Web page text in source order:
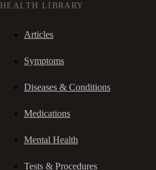
HEALTH LIBRARY
Articles
Symptoms
Diseases & Conditions
Medications
Mental Health
Tests & Procedures